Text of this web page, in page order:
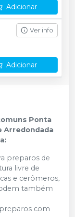
Adicionar
Ver info
Adicionar
Ponta
Arredondada
preparos de
livre de
e cerômeros,
também
com